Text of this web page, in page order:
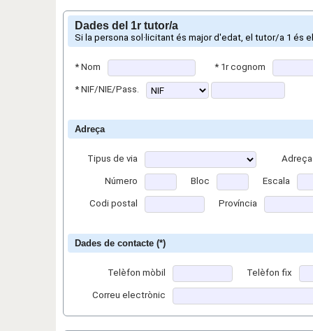
Dades del 1r tutor/a
Si la persona sol·licitant és major d'edat, el tutor/a 1 és
* Nom * 1r cognom
* NIF/NIE/Pass.
Adreça
Tipus de via Adreça
Número Bloc Escala
Codi postal Província
Dades de contacte (*)
Telèfon mòbil Telèfon fix
Correu electrònic